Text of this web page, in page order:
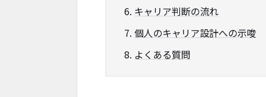
キャリア判断の流れ
個人のキャリア設計への示唆
よくある質問